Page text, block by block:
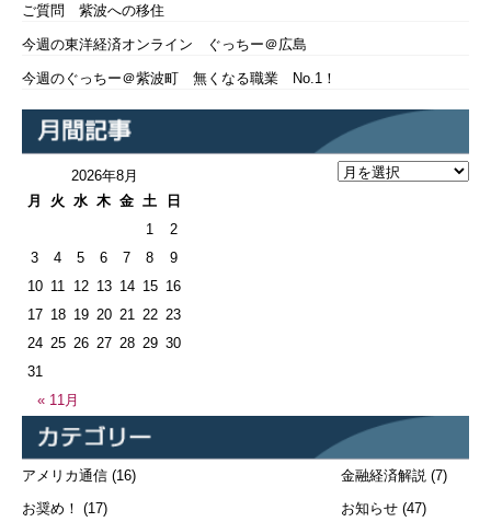
ご質問 紫波への移住
今週の東洋経済オンライン ぐっちー＠広島
今週のぐっちー＠紫波町 無くなる職業 No.1！
2026年8月
月
火 水 木 金 土 日
« 11月
1
2
3
4 5 6 7 8
9
10 11 12 13 14 15 16
17 18 19 20 21 22 23
24 25 26 27 28 29 30
31
アメリカ通信 (16)
お奨め！ (17)
金融経済解説 (7)
お知らせ (47)